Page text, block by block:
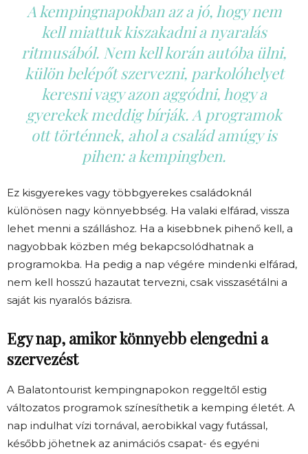
A kempingnapokban az a jó, hogy nem
kell miattuk kiszakadni a nyaralás
ritmusából. Nem kell korán autóba ülni,
külön belépőt szervezni, parkolóhelyet
keresni vagy azon aggódni, hogy a
gyerekek meddig bírják. A programok
ott történnek, ahol a család amúgy is
pihen: a kempingben.
Ez kisgyerekes vagy többgyerekes családoknál
különösen nagy könnyebbség. Ha valaki elfárad, vissza
lehet menni a szálláshoz. Ha a kisebbnek pihenő kell, a
nagyobbak közben még bekapcsolódhatnak a
programokba. Ha pedig a nap végére mindenki elfárad,
nem kell hosszú hazautat tervezni, csak visszasétálni a
saját kis nyaralós bázisra.
Egy nap, amikor könnyebb elengedni a
szervezést
A Balatontourist kempingnapokon reggeltől estig
változatos programok színesíthetik a kemping életét. A
nap indulhat vízi tornával, aerobikkal vagy futással,
később jöhetnek az animációs csapat- és egyéni